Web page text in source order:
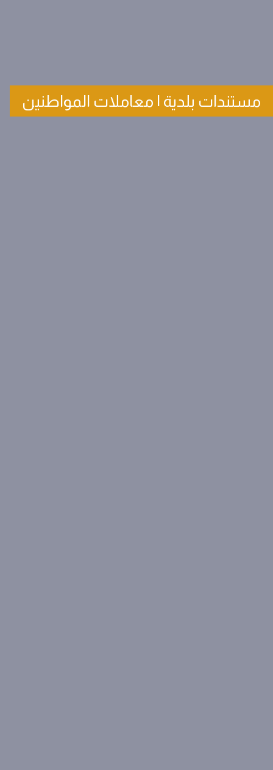
مستندات بلدية | معاملات المواطنين